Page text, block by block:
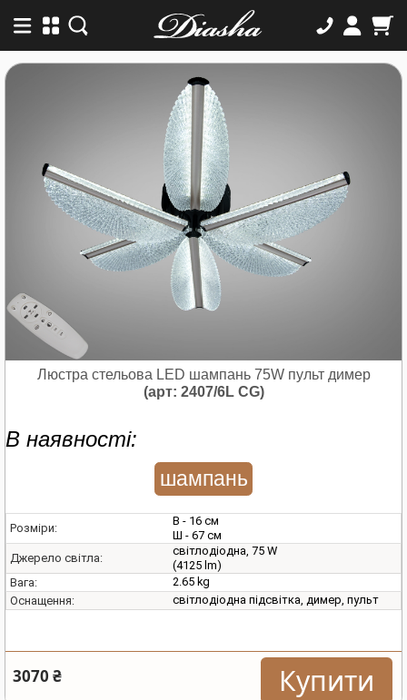
Люстра стельова LED шампань 75W пульт димер
(арт: 2407/6L CG)
В наявності:
шампань
Розміри:
В - 16 см
Ш - 67 см
Джерело світла:
світлодіодна, 75 W
(4125 lm)
Вага:
2.65 kg
Оснащення:
світлодіодна підсвітка, димер, пульт
3070 ₴ Купити